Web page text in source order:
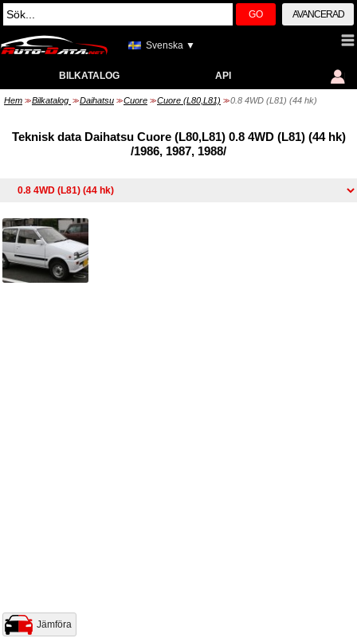
GO AVANCERAD
Svenska ▼
BILKATALOG API
Hem >> Bilkatalog >> Daihatsu >> Cuore >> Cuore (L80,L81) >> 0.8 4WD (L81) (44 hk)
Teknisk data Daihatsu Cuore (L80,L81) 0.8 4WD (L81) (44 hk)
/1986, 1987, 1988/
Jämföra